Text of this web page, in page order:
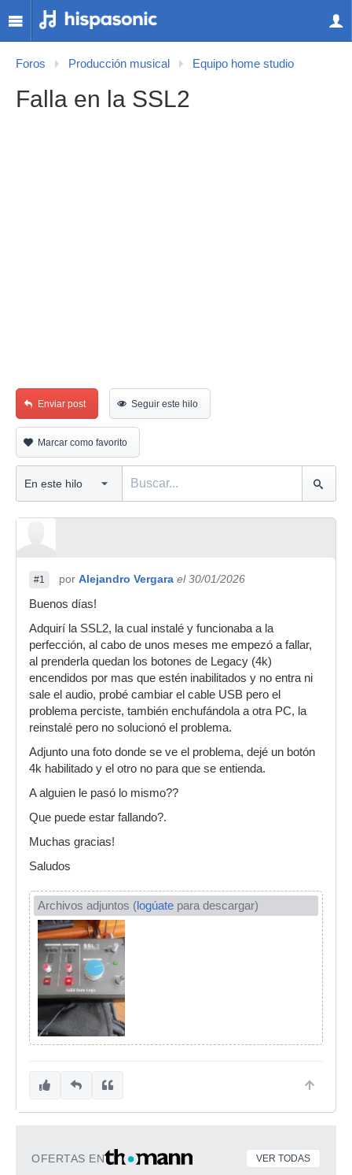
Foros Producción musical Equipo home studio
Falla en la SSL2
Enviar post Seguir este hilo
Marcar como favorito
#1 por Alejandro Vergara el 30/01/2026
Buenos días!
Adquirí la SSL2, la cual instalé y funcionaba a la
perfección, al cabo de unos meses me empezó a fallar,
al prenderla quedan los botones de Legacy (4k)
encendidos por mas que estén inabilitados y no entra ni
sale el audio, probé cambiar el cable USB pero el
problema perciste, también enchufándola a otra PC, la
reinstalé pero no solucionó el problema.
Adjunto una foto donde se ve el problema, dejé un botón
4k habilitado y el otro no para que se entienda.
A alguien le pasó lo mismo??
Que puede estar fallando?.
Muchas gracias!
Saludos
Archivos adjuntos (logúate para descargar)
OFERTAS EN VER TODAS